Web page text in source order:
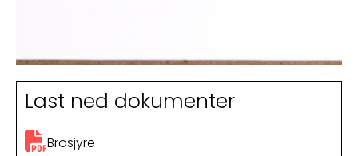
Last ned dokumenter
Brosjyre